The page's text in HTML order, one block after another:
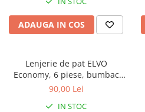
ADAUGA IN COS
Lenjerie de pat ELVO
Economy, 6 piese, bumbac
policoton, alba, cu lalele
90,00 Lei
IN STOC